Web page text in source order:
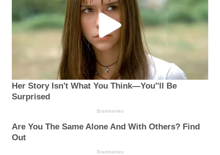
Her Story Isn't What You Think—You''ll Be
Surprised
Brainberries
Are You The Same Alone And With Others? Find
Out
Brainberries